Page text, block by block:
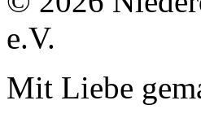
e.V.
Mit Liebe